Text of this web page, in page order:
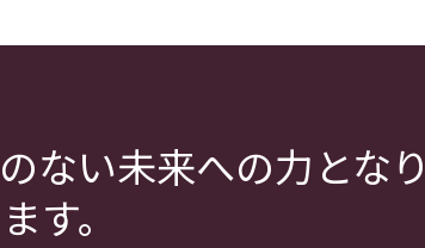
ない未来への力とな
す。